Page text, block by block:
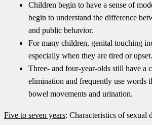
Children begin to have a sense of
begin to understand the difference
and public behavior.
For many children, genital touching
especially when they are tired or upset.
Three- and four-year-olds still have a
elimination and frequently use words
bowel movements and urination.
Five to seven years: Characteristics of sexual